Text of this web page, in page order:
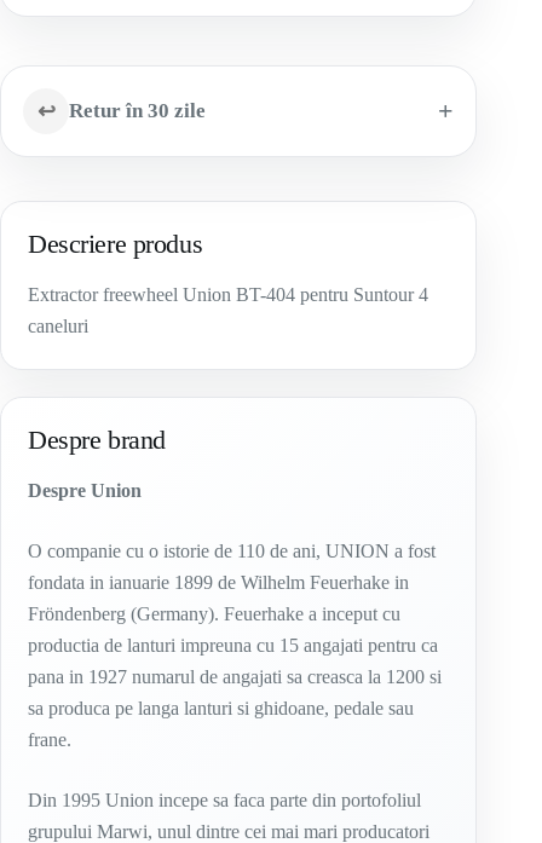
↩ Retur în 30 zile
Descriere produs
Extractor freewheel Union BT-404 pentru Suntour 4
caneluri
Despre brand
Despre Union
O companie cu o istorie de 110 de ani, UNION a fost
fondata in ianuarie 1899 de Wilhelm Feuerhake in
Fröndenberg (Germany). Feuerhake a inceput cu
productia de lanturi impreuna cu 15 angajati pentru ca
pana in 1927 numarul de angajati sa creasca la 1200 si
sa produca pe langa lanturi si ghidoane, pedale sau
frane.
Din 1995 Union incepe sa faca parte din portofoliul
grupului Marwi, unul dintre cei mai mari producatori